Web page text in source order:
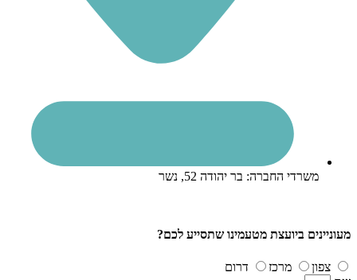
משרדי החברה: בר יהודה 52, נשר
מעוניינים ביועצת מטעמינו שתסייע לכם?
צפון מרכז
דרום